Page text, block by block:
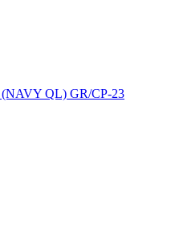
(NAVY QL) GR/CP-23